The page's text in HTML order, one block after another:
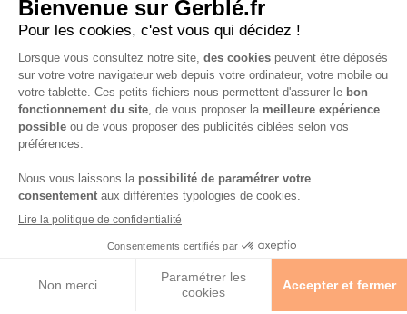
Suivez-nous sur les réseaux !
Mentions légales Consignes de tri de nos emballages
Caractéristiques environnementales de nos emballages
(informations AGEC) -Avis & notes collectés parShopadvizor